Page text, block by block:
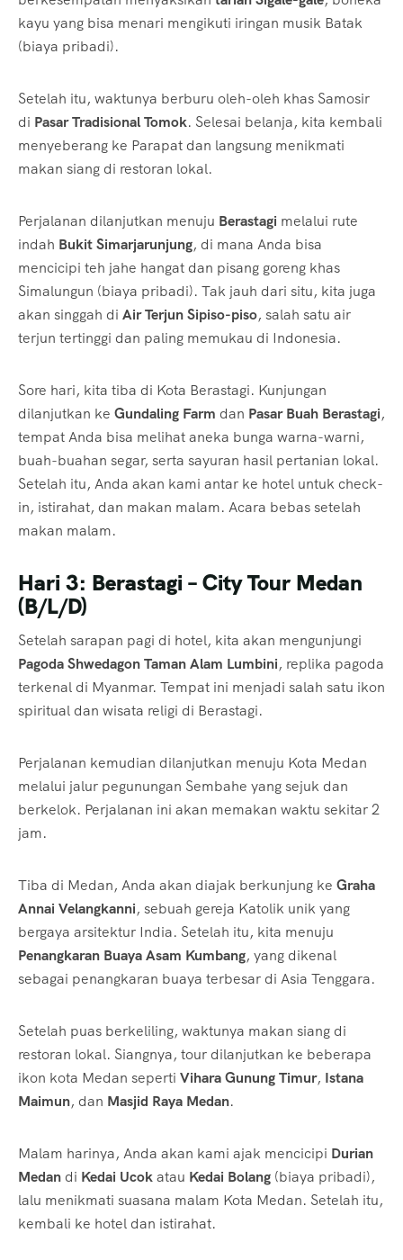
kayu yang bisa menari mengikuti iringan musik Batak
(biaya pribadi).
Setelah itu, waktunya berburu oleh-oleh khas Samosir
di Pasar Tradisional Tomok. Selesai belanja, kita kembali
menyeberang ke Parapat dan langsung menikmati
makan siang di restoran lokal.
Perjalanan dilanjutkan menuju Berastagi melalui rute
indah Bukit Simarjarunjung, di mana Anda bisa
mencicipi teh jahe hangat dan pisang goreng khas
Simalungun (biaya pribadi). Tak jauh dari situ, kita juga
akan singgah di Air Terjun Sipiso-piso, salah satu air
terjun tertinggi dan paling memukau di Indonesia.
Sore hari, kita tiba di Kota Berastagi. Kunjungan
dilanjutkan ke Gundaling Farm dan Pasar Buah Berastagi,
tempat Anda bisa melihat aneka bunga warna-warni,
buah-buahan segar, serta sayuran hasil pertanian lokal.
Setelah itu, Anda akan kami antar ke hotel untuk check-
in, istirahat, dan makan malam. Acara bebas setelah
makan malam.
Hari 3: Berastagi – City Tour Medan
(B/L/D)
Setelah sarapan pagi di hotel, kita akan mengunjungi
Pagoda Shwedagon Taman Alam Lumbini, replika pagoda
terkenal di Myanmar. Tempat ini menjadi salah satu ikon
spiritual dan wisata religi di Berastagi.
Perjalanan kemudian dilanjutkan menuju Kota Medan
melalui jalur pegunungan Sembahe yang sejuk dan
berkelok. Perjalanan ini akan memakan waktu sekitar 2
jam.
Tiba di Medan, Anda akan diajak berkunjung ke Graha
Annai Velangkanni, sebuah gereja Katolik unik yang
bergaya arsitektur India. Setelah itu, kita menuju
Penangkaran Buaya Asam Kumbang, yang dikenal
sebagai penangkaran buaya terbesar di Asia Tenggara.
Setelah puas berkeliling, waktunya makan siang di
restoran lokal. Siangnya, tour dilanjutkan ke beberapa
ikon kota Medan seperti Vihara Gunung Timur, Istana
Maimun, dan Masjid Raya Medan.
Malam harinya, Anda akan kami ajak mencicipi Durian
Medan di Kedai Ucokatau Kedai Bolang (biaya pribadi),
lalu menikmati suasana malam Kota Medan. Setelah itu,
kembali ke hotel dan istirahat.